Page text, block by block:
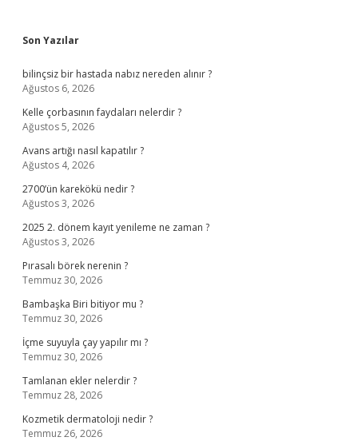
Sidebar
Son Yazılar
bilinçsiz bir hastada nabız nereden alınır ?
Ağustos 6, 2026
Kelle çorbasının faydaları nelerdir ?
Ağustos 5, 2026
Avans artığı nasıl kapatılır ?
Ağustos 4, 2026
2700’ün karekökü nedir ?
Ağustos 3, 2026
2025 2. dönem kayıt yenileme ne zaman ?
Ağustos 3, 2026
Pırasalı börek nerenin ?
Temmuz 30, 2026
Bambaşka Biri bitiyor mu ?
Temmuz 30, 2026
İçme suyuyla çay yapılır mı ?
Temmuz 30, 2026
Tamlanan ekler nelerdir ?
Temmuz 28, 2026
Kozmetik dermatoloji nedir ?
Temmuz 26, 2026